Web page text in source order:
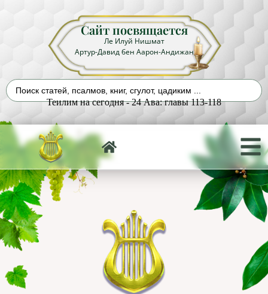
Сайт посвящается
Ле Илуй Нишмат
Артур-Давид бен Аарон-Андижан
Теилим на сегодня - 24 Ава: главы 113-118